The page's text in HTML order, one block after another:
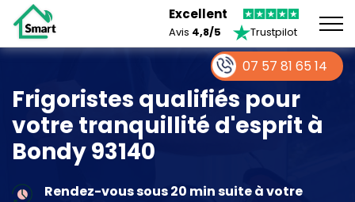
Excellent
Avis 4,8/5 Trustpilot
Frigoristes qualifiés pour
votre tranquillité d'esprit à
Bondy 93140
Rendez-vous sous 20 min suite à votre
07 57 81 65 14